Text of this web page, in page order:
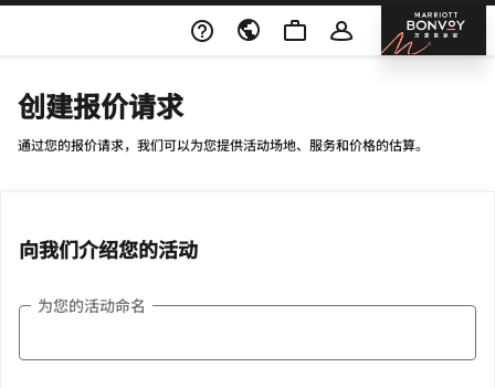
Skip To Content 邦
创建报价请求
通过您的报价请求，我们可以为您提供活动场地、服务和价格的估算。
向我们介绍您的活动
为您的活动命名